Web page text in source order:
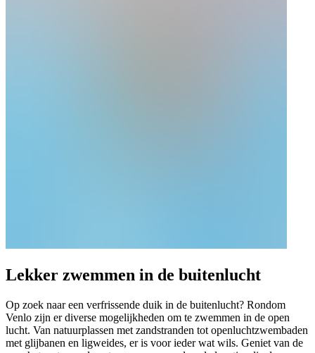
Lekker zwemmen in de buitenlucht
Op zoek naar een verfrissende duik in de buitenlucht? Rondom
Venlo zijn er diverse mogelijkheden om te zwemmen in de open
lucht. Van natuurplassen met zandstranden tot openluchtzwembaden
met glijbanen en ligweides, er is voor ieder wat wils. Geniet van de